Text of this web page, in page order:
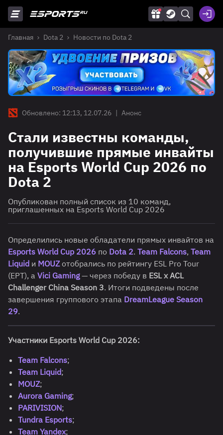
Главная Dota 2 Новости по Dota 2
Обновлено: 12:13, 12.07.26 | Анонс
Стали известны команды,
получившие прямые инвайты
на Esports World Cup 2026 по
Dota 2
Опубликован полный список из 10 команд,
приглашенных на Esports World Cup 2026
Определились новые обладатели прямых инвайтов на
Esports World Cup 2026 по Dota 2. Team Falcons, Team
Liquid и MOUZотобрались по рейтингу ESL Pro Tour
(EPT), а Vici Gaming— через победу в ESL x ACL
Challenger China Season 3. Итоги подведены после
завершения группового этапа DreamLeague Season
29.
Участники Esports World Cup 2026:
Team Falcons;
Team Liquid;
MOUZ;
Aurora Gaming;
PARIVISION;
Tundra Esports;
Team Yandex;